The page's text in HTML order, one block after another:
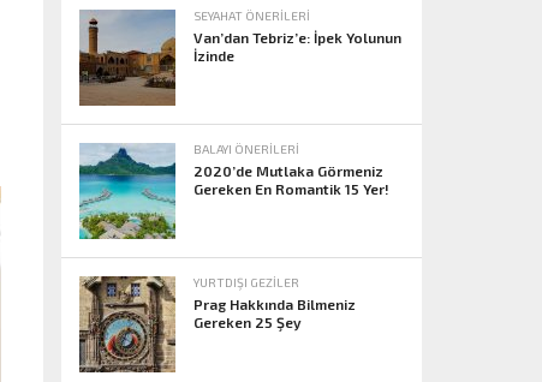
SEYAHAT ÖNERILERI
Van’dan Tebriz’e: İpek Yolunun
İzinde
BALAYI ÖNERILERI
2020’de Mutlaka Görmeniz
Gereken En Romantik 15 Yer!
YURTDIŞI GEZILER
Prag Hakkında Bilmeniz
Gereken 25 Şey